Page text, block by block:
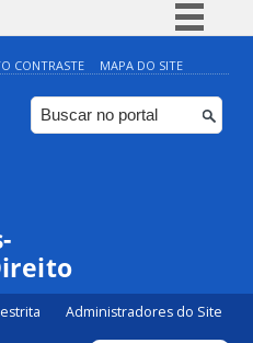
Simplifique!
Comunica BR
Participe
CONTRASTE MAPA DO SITE
Administradores do Site